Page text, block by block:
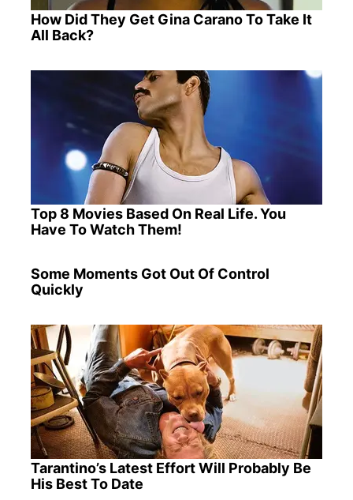
How Did They Get Gina Carano To Take It
All Back?
Top 8 Movies Based On Real Life. You
Have To Watch Them!
Some Moments Got Out Of Control
Quickly
Tarantino’s Latest Effort Will Probably Be
His Best To Date